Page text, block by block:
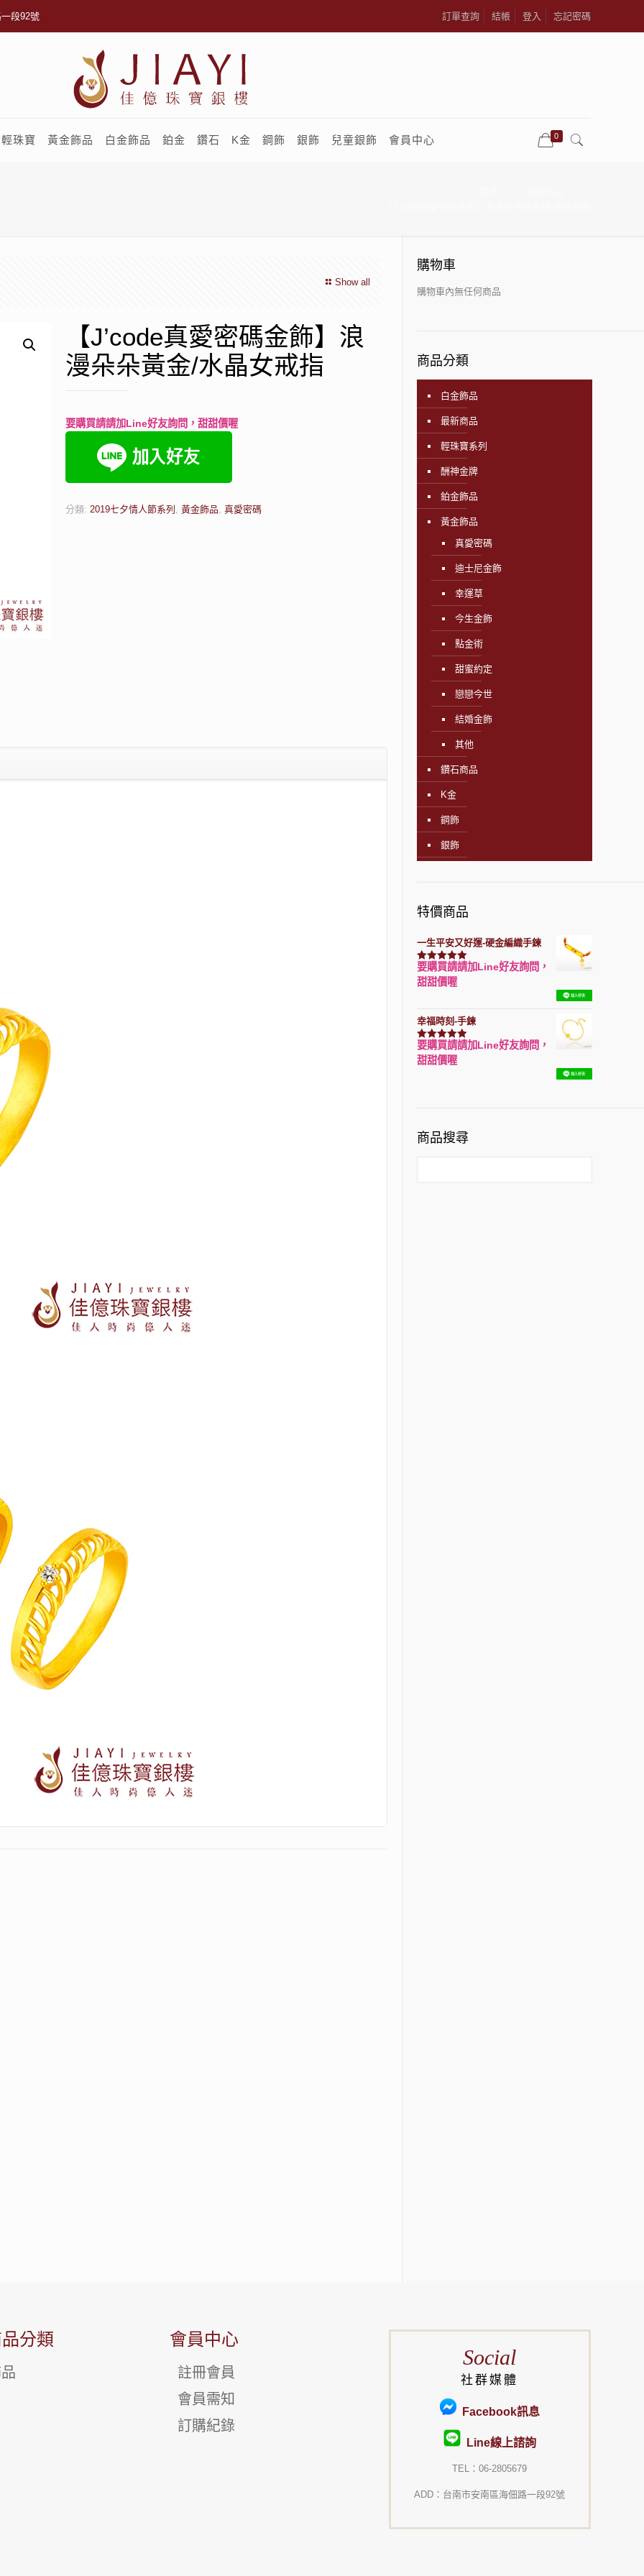
段92號 訂單查詢 結帳 登入 忘記密碼
輕珠寶 黃金飾品 白金飾品 鉑金 鑽石 K金 鋼飾 銀飾 兒童銀飾 會員中心 0
Show all
【J’code真愛密碼金飾】浪
漫朵朵黃金/水晶女戒指
要購買請請加Line好友詢問，甜甜價喔
分類: 2019七夕情人節系列 , 黃金飾品, 真愛密碼
購物車
購物車內無任何商品
商品分類
白金飾品
最新商品
輕珠寶系列
酬神金牌
鉑金飾品
黃金飾品
真愛密碼
迪士尼金飾
幸運草
今生金飾
點金術
甜蜜約定
戀戀今世
結婚金飾
其他
鑽石商品
K金
鋼飾
銀飾
特價商品
一生平安又好運-硬金編織手鍊
評分7740滿分 5
要購買請請加Line好友詢問，
甜甜價喔
幸福時刻-手鍊
評分3150滿分 5
要購買請請加Line好友詢問，
甜甜價喔
商品搜尋
分類 會員中心
註冊會員
會員需知
訂購紀錄
Social
社群媒體
Facebook訊息
Line線上諮詢
TEL：06-2805679
ADD：台南市安南區海佃路一段92號